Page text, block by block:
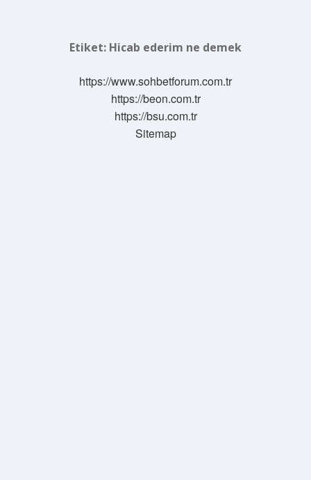
Etiket: Hicab ederim ne demek
https://www.sohbetforum.com.tr
https://beon.com.tr
https://bsu.com.tr
Sitemap